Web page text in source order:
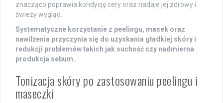
znacząco poprawia kondycję cery oraz nadaje jej zdrowy i
świeży wygląd.
Systematyczne korzystanie z peelingu, masek oraz
nawilżenia przyczynia się do uzyskania gładkiej skóry i
redukcji problemów takich jak suchość czy nadmierna
produkcja sebum.
Tonizacja skóry po zastosowaniu peelingu i
maseczki